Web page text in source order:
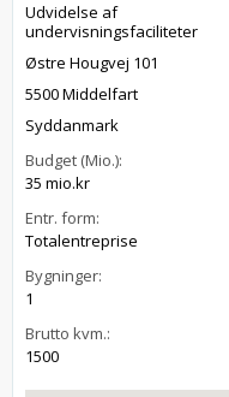
Udvidelse af
undervisningsfaciliteter
Østre Hougvej 101
5500 Middelfart
Syddanmark
Budget (Mio.):
35 mio.kr
Entr. form:
Totalentreprise
Bygninger:
1
Brutto kvm.:
1500